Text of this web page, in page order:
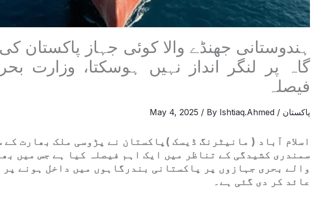
ہندوستانی جھنڈے والا کوئی جہاز پاکستان
گاہ پر لنگر انداز نہیں ہوسکتا، وزارت
فیصلہ
پاکستان /
May 4, 2025 / By Ishtiaq.Ahmed
اسلام آباد ( مانیٹرنگ ڈیسک )پاکستان نے پڑوسی ملک بھارت کے
سمندری کشیدگی کے تناظر میں ایک اہم فیصلہ کیا ہے جس میں
والے بحری جہازوں پر پاکستانی بندرگاہوں میں داخل ہونے پر
عائد کر دی گئی ہے۔